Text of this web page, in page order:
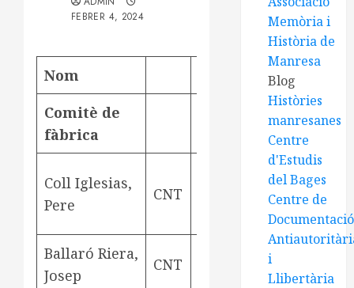
FEBRER 4, 2024
Nom
Comitè de
fàbrica
Coll Iglesias,
Pere
CNT
Ballaró Riera,
Josep
CNT contramestre
Memòria i
Història de
Manresa
Blog
Històries
manresanes
Centre
d'Estudis
del Bages
Centre de
Documentació
i
Llibertària